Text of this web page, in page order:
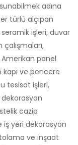
adına
türlü alçıpan
işleri, duvar
panel
kapı ve pencere
tesisat işleri,
cazip
iş yeri dekorasyon
ve inşaat